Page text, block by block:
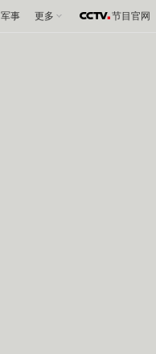
军事 更多 节目官网